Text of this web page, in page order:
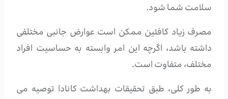
سلامت شما شود.
مصرف زیاد کافئین ممکن است عوارض جانبی مختلفی
داشته باشد، اگرچه این امر وابسته به حساسیت افراد
مختلف، متفاوت است.
به طور کلی، طبق تحقیقات بهداشت کانادا توصیه می